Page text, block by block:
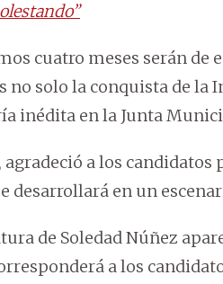
cuatro meses serán de
no solo la conquista de
inédita en la Junta
a los candidatos
desarrollará en un
de Soledad Núñez
a los